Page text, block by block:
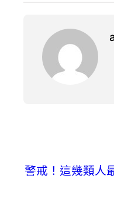
警戒！這幾類人